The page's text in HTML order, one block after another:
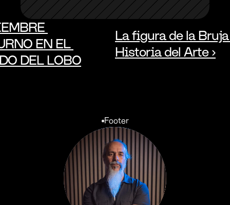
EN EL
DEL LOBO
La figura de la
Historia del Arte ›
Footer